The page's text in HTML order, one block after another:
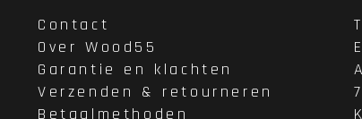
Contact
Over Wood55
Garantie en klachten
Verzenden & retourneren
Betaalmethoden